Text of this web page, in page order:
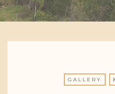
GALLERY